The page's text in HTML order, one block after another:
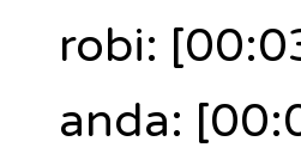
robi:
anda: